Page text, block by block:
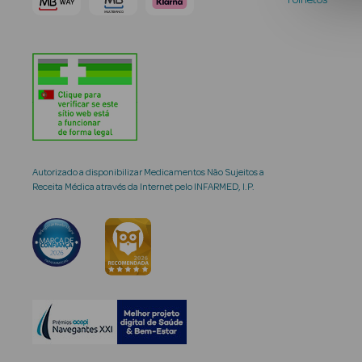
Autorizado a disponibilizar Medicamentos Não Sujeitos a
Receita Médica através da Internet pelo INFARMED, I.P.